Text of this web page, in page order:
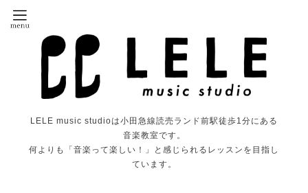
LELE music studioは小田急線読売ランド前駅徒歩1分にある
音楽教室です。
何よりも「音楽って楽しい！」と感じられるレッスンを目指し
ています。